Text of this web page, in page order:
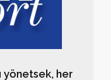
yönetsek, her